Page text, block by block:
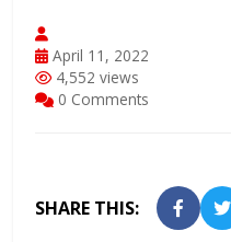
April 11, 2022
4,552 views
0 Comments
SHARE THIS: